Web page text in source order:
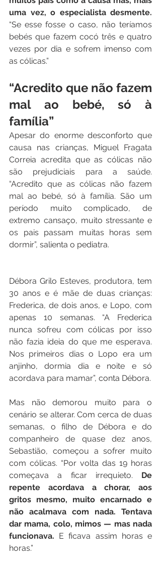
uma vez, o especialista desmente.
“Se esse fosse o caso, não teríamos
bebés que fazem cocó três e quatro
vezes por dia e sofrem imenso com
as cólicas.”
“Acredito que não fazem
mal ao bebé, só à
família”
Apesar do enorme desconforto que
causa nas crianças, Miguel Fragata
Correia acredita que as cólicas não
são prejudiciais para a saúde.
“Acredito que as cólicas não fazem
mal ao bebé, só à família. São um
período muito complicado, de
extremo cansaço, muito stressante e
os pais passam muitas horas sem
dormir”, salienta o pediatra.
Débora Grilo Esteves, produtora, tem
30 anos e é mãe de duas crianças:
Frederica, de dois anos, e Lopo, com
apenas 10 semanas. “A Frederica
nunca sofreu com cólicas por isso
não fazia ideia do que me esperava.
Nos primeiros dias o Lopo era um
anjinho, dormia dia e noite e só
acordava para mamar”, conta Débora.
Mas não demorou muito para o
cenário se alterar. Com cerca de duas
semanas, o filho de Débora e do
companheiro de quase dez anos,
Sebastião, começou a sofrer muito
com cólicas. “Por volta das 19 horas
começava a ficar irrequieto. De
repente acordava a chorar, aos
gritos mesmo, muito encarnado e
não acalmava com nada. Tentava
dar mama, colo, mimos — mas nada
funcionava. E ficava assim horas e
horas.”